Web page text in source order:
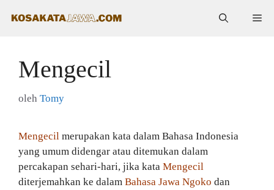
Mengecil
oleh Tomy
Mengecil merupakan kata dalam Bahasa Indonesia
yang umum didengar atau ditemukan dalam
percakapan sehari-hari, jika kata Mengecil
diterjemahkan ke dalam Bahasa Jawa Ngoko dan